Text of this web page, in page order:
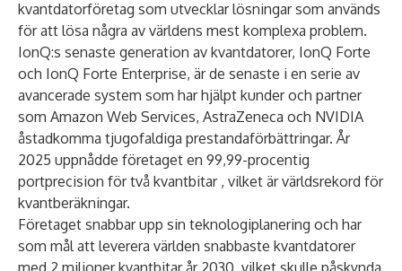
kvantdatorföretag som utvecklar lösningar som används
för att lösa några av världens mest komplexa problem.
IonQ:s senaste generation av kvantdatorer, IonQ Forte
och IonQ Forte Enterprise, är de senaste i en serie av
avancerade system som har hjälpt kunder och partner
som Amazon Web Services, AstraZeneca och NVIDIA
åstadkomma tjugofaldiga prestandaförbättringar. År
2025 uppnådde företaget en 99,99-procentig
portprecision för två kvantbitar , vilket är världsrekord för
kvantberäkningar.
Företaget snabbar upp sin teknologiplanering och har
som mål att leverera världen snabbaste kvantdatorer
med 2 miljoner kvantbitar år 2030, vilket skulle påskynda